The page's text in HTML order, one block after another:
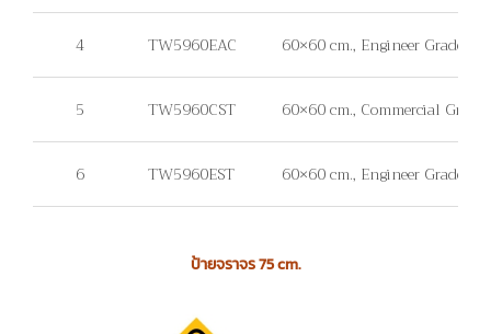
4 TW5960EAC 60×60 cm., Engineer Grade,
5 TW5960CST 60×60 cm., Commercial
6 TW5960EST 60×60 cm., Engineer Grade, ไ
ป้ายจราจร 75 cm.